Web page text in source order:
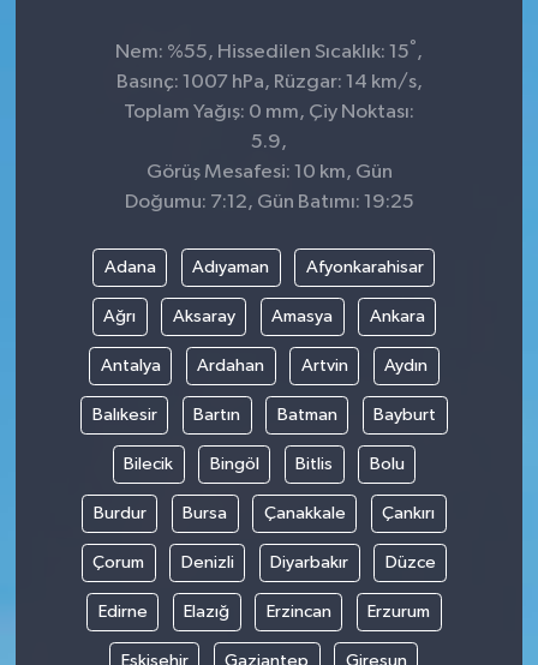
Nem: %55, Hissedilen Sıcaklık: 15° ,
Basınç: 1007 hPa, Rüzgar: 14 km/s,
Toplam Yağış: 0 mm, Çiy Noktası:
5.9,
Görüş Mesafesi: 10 km, Gün
Doğumu: 7:12, Gün Batımı: 19:25
Adana Adıyaman Afyonkarahisar
Ağrı Aksaray Amasya Ankara
Antalya Ardahan Artvin Aydın
Balıkesir Bartın Batman Bayburt
Bilecik Bingöl Bitlis Bolu
Burdur Bursa Çanakkale Çankırı
Çorum Denizli Diyarbakır Düzce
Edirne Elazığ Erzincan Erzurum
Eskişehir Gaziantep Giresun